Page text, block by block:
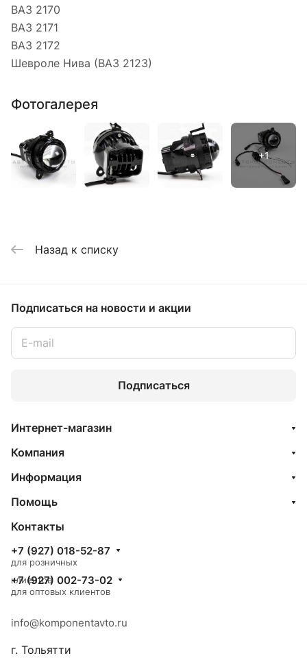
ВАЗ 2170
ВАЗ 2171
ВАЗ 2172
Шевроле Нива (ВАЗ 2123)
Фотогалерея
Назад к списку
Подписаться на новости и акции
Подписаться
Интернет-магазин
Компания
Информация
Помощь
Контакты
+7 (927) 018-52-87
для розничных
клиентов
+7 (927) 002-73-02
для оптовых клиентов
info@komponentavto.ru
г. Тольятти